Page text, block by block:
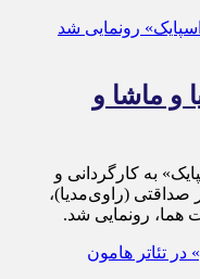
و ماشا و
به کارگردانی و
صداقتی (راوی‌مدیا)،
هما، رونمایی شد.